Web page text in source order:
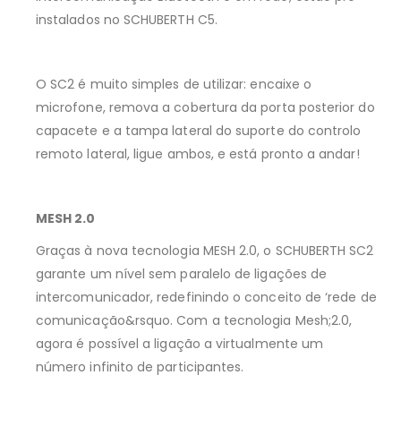
instalados no SCHUBERTH C5.
O SC2 é muito simples de utilizar: encaixe o
microfone, remova a cobertura da porta posterior do
capacete e a tampa lateral do suporte do controlo
remoto lateral, ligue ambos, e está pronto a andar!
MESH 2.0
Graças à nova tecnologia MESH 2.0, o SCHUBERTH SC2
garante um nível sem paralelo de ligações de
intercomunicador, redefinindo o conceito de ‘rede de
comunicação&rsquo. Com a tecnologia Mesh;2.0,
agora é possível a ligação a virtualmente um
número infinito de participantes.